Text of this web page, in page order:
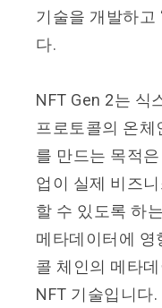
기술을 개발하고
다.
NFT Gen 2는 식
프로토콜의 온체
를 만드는 목적
업이 실제 비즈
할 수 있도록 하
메타데이터에 영
콜 체인의 메타
NFT 기술입니다